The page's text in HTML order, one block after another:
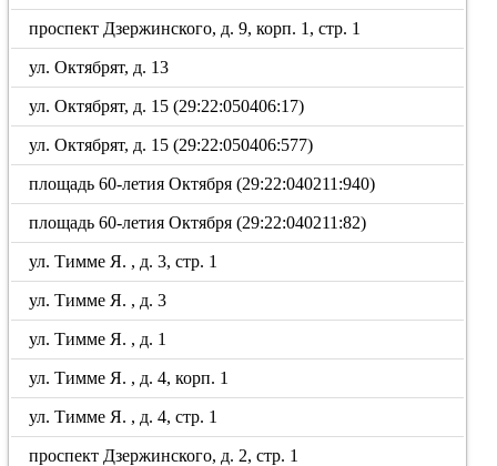
проспект Дзержинского, д. 9, корп. 1, стр. 1
ул. Октябрят, д. 13
ул. Октябрят, д. 15 (29:22:050406:17)
ул. Октябрят, д. 15 (29:22:050406:577)
площадь 60-летия Октября (29:22:040211:940)
площадь 60-летия Октября (29:22:040211:82)
ул. Тимме Я. , д. 3, стр. 1
ул. Тимме Я. , д. 3
ул. Тимме Я. , д. 1
ул. Тимме Я. , д. 4, корп. 1
ул. Тимме Я. , д. 4, стр. 1
проспект Дзержинского, д. 2, стр. 1